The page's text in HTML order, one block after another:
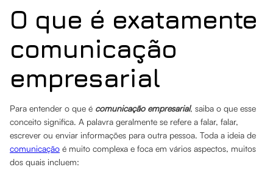
O que é exatamente
comunicação
empresarial
Para entender o que é comunicação empresarial, saiba o que esse
conceito significa. A palavra geralmente se refere a falar, falar,
escrever ou enviar informações para outra pessoa. Toda a ideia de
comunicação é muito complexa e foca em vários aspectos, muitos
dos quais incluem: